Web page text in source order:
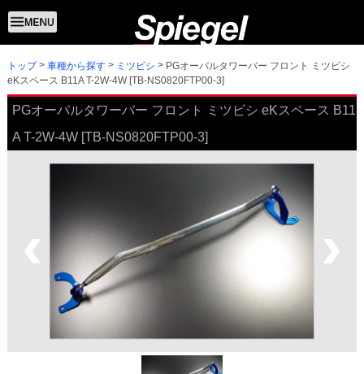
トップ 車種から探す ミツビシ
PGオーバルタワーバー フロント ミツビシ
eKスペース B11A T-2W-4W [TB-NS0820FTP00-3]
PGオーバルタワーバー フロント ミツビシ eKスペース B11
A T-2W-4W [TB-NS0820FTP00-3]